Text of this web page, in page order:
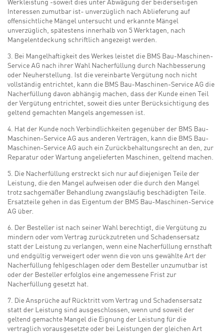
Werkleistung -soweit dies unter Abwägung der beiderseitigen
Interessen zumutbar ist- unverzüglich nach Ablieferung auf
offensichtliche Mängel untersucht und erkannte Mängel
unverzüglich, spätestens innerhalb von 5 Werktagen, nach
Mangelentdeckung schriftlich angezeigt werden.
3. Bei Mangelhaftigkeit des Werkes leistet die BMS Bau-Maschinen-
Service AG nach ihrer Wahl Nacherfüllung durch Nachbesserung
oder Neuherstellung. Ist die vereinbarte Vergütung noch nicht
vollständig entrichtet, kann die BMS Bau-Maschinen-Service AG die
Nacherfüllung davon abhängig machen, dass der Kunde einen Teil
der Vergütung entrichtet, soweit dies unter Berücksichtigung des
geltend gemachten Mangels angemessen ist.
4. Hat der Kunde noch Verbindlichkeiten gegenüber der BMS Bau-
Maschinen-Service AG aus anderen Verträgen, kann die BMS Bau-
Maschinen-Service AG auch ein Zurückbehaltungsrecht an den, zur
Reparatur oder Wartung angelieferten Maschinen, geltend machen.
5. Die Nacherfüllung erstreckt sich nur auf diejenigen Teile der
Leistung, die den Mangel aufweisen oder die durch den Mangel
trotz sachgemäßer Behandlung zwangsläufig beschädigten Teile.
Ersatzteile gehen in das Eigentum der BMS Bau-Maschinen-Service
AG über.
6. Der Besteller ist nach seiner Wahl berechtigt, die Vergütung zu
mindern oder vom Vertrag zurückzutreten und Schadensersatz
statt der Leistung zu verlangen, wenn eine Nacherfüllung ernsthaft
und endgültig verweigert oder wenn die von uns gewählte Art der
Nacherfüllung fehlgeschlagen oder dem Besteller unzumutbar ist
oder der Besteller erfolglos eine angemessene Frist zur
Nacherfüllung gesetzt hat.
7. Die Ansprüche auf Rücktritt vom Vertrag und Schadensersatz
statt der Leistung sind ausgeschlossen, wenn und soweit der
geltend gemachte Mangel die Eignung der Leistung für die
vertraglich vorausgesetzte oder bei Leistungen der gleichen Art